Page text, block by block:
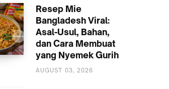
Resep Mie
Bangladesh Viral:
Asal-Usul, Bahan,
dan Cara Membuat
yang Nyemek Gurih
AUGUST 03, 2026